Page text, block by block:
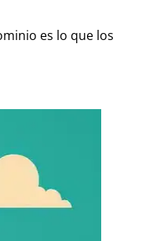
es lo que los